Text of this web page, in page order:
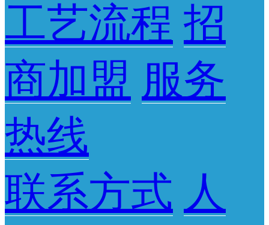
工艺流程 招
商加盟 服务
热线
联系方式 人